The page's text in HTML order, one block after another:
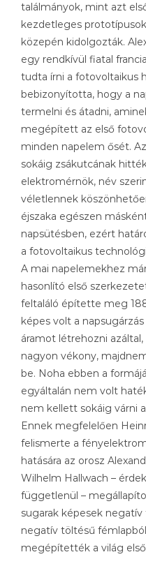
találmányok, mint azt
kezdetleges
közepén kidolgozták.
egy rendkívül fiatal
tudta írni a fotovoltaikus
bebizonyította, hogy a
termelni és átadni,
megépített az első
minden napelem ősét.
sokáig zsákutcának
elektromérnök, név
véletlennek
éjszaka egészen
napsütésben, ezért
a fotovoltaikus
A mai napelemekhez
hasonlító első
feltaláló építette meg
képes volt a
áramot létrehozni
nagyon vékony,
be. Noha ebben a
egyáltalán nem volt
nem kellett sokáig várni
Ennek megfelelően
felismerte a
hatására az orosz
Wilhelm Hallwach –
függetlenül –
sugarak képesek
negatív töltésű
megépítették a világ